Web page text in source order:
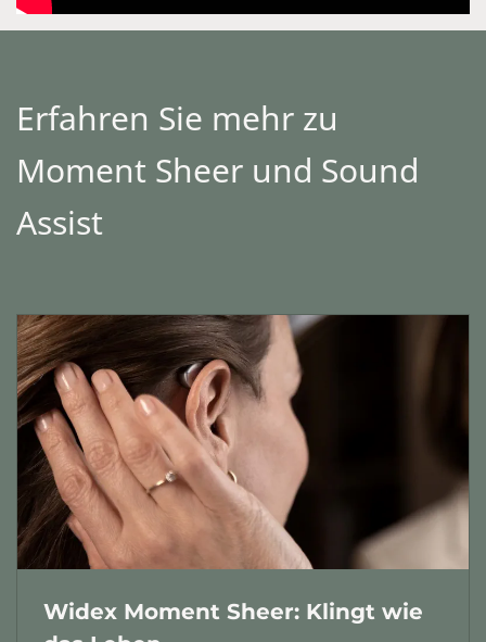
Erfahren Sie mehr zu
Moment Sheer und Sound
Assist
Widex Moment Sheer: Klingt wie